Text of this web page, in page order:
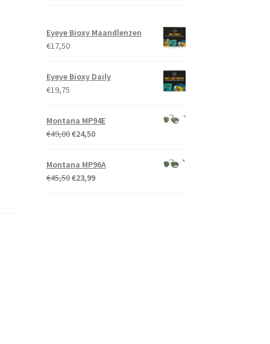
Eyeye Bioxy Maandlenzen
€17,50
Eyeye Bioxy Daily
€19,75
Montana MP94E
€49,00Oorspronkelijke
was:
€49,00.
€24,50Huidige
is:
€24,50.
Montana MP96A
€45,50Oorspronkelijke
€23,99Huidige